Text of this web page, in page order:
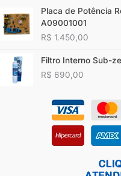
Placa de Potência
A09001001
R$ 1.450,00
Filtro Interno Sub-
R$ 690,00